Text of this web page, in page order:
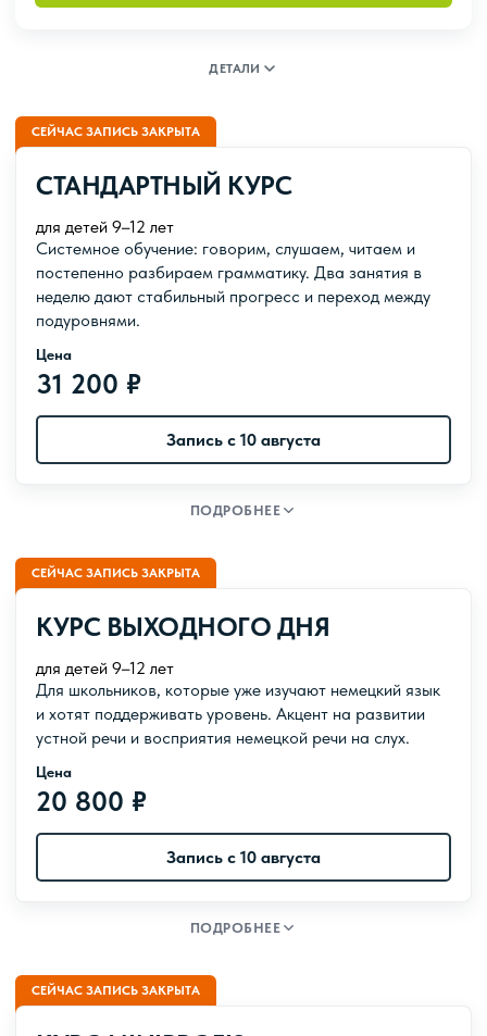
с 6 июля по 26 августа
Абонемент
от 1 800 ₽ за одно посещение
ДЕТАЛИ
СЕЙЧАС ЗАПИСЬ ЗАКРЫТА
СТАНДАРТНЫЙ КУРС
для детей 9–12 лет
Системное обучение: говорим, слушаем, читаем и
постепенно разбираем грамматику. Два занятия в
неделю дают стабильный прогресс и переход между
подуровнями.
Цена
31 200 ₽
Запись с 10 августа
2 занятия в неделю
Даты курса
Урок идет
1 час 10 минут
16 недель
48 ак. часов
ПОДРОБНЕЕ
СЕЙЧАС ЗАПИСЬ ЗАКРЫТА
КУРС ВЫХОДНОГО ДНЯ
для детей 9–12 лет
Для школьников, которые уже изучают немецкий язык
и хотят поддерживать уровень. Акцент на развитии
устной речи и восприятия немецкой речи на слух.
Цена
20 800 ₽
Запись с 10 августа
1 занятие в неделю по субботам
ПОДРОБНЕЕ
СЕЙЧАС ЗАПИСЬ ЗАКРЫТА